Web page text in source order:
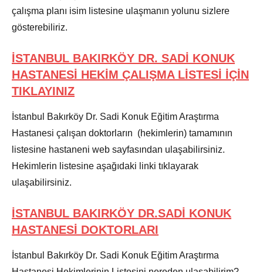
çalışma planı isim listesine ulaşmanın yolunu sizlere
gösterebiliriz.
İSTANBUL BAKIRKÖY DR. SADİ KONUK
HASTANESİ HEKİM ÇALIŞMA LİSTESİ İÇİN
TIKLAYINIZ
İstanbul Bakırköy Dr. Sadi Konuk Eğitim Araştırma
Hastanesi çalışan doktorların (hekimlerin) tamamının
listesine hastaneni web sayfasından ulaşabilirsiniz.
Hekimlerin listesine aşağıdaki linki tıklayarak
ulaşabilirsiniz.
İSTANBUL BAKIRKÖY DR.SADİ KONUK
HASTANESİ DOKTORLARI
İstanbul Bakırköy Dr. Sadi Konuk Eğitim Araştırma